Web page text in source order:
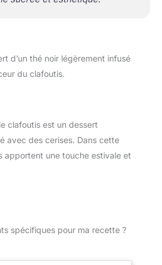
d’un thé noir légèrement infusé
du clafoutis.
clafoutis est un dessert
avec des cerises. Dans cette
apportent une touche estivale et
spécifiques pour ma recette ?